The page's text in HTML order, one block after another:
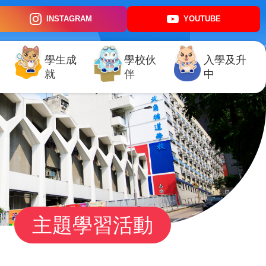
INSTAGRAM YOUTUBE
學生成
就
學校伙
伴
入學及升
中
主題學習活動